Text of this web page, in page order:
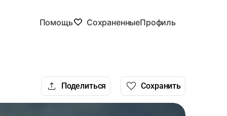
Помощь СохраненныеПрофиль
Поделиться Сохранить